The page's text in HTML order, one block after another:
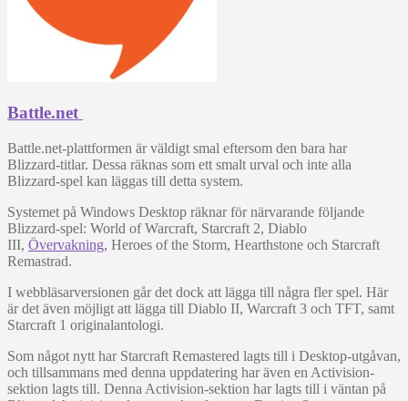
Battle.net
Battle.net-plattformen är väldigt smal eftersom den bara har
Blizzard-titlar. Dessa räknas som ett smalt urval och inte alla
Blizzard-spel kan läggas till detta system.
Systemet på Windows Desktop räknar för närvarande följande
Blizzard-spel: World of Warcraft, Starcraft 2, Diablo
III, Övervakning, Heroes of the Storm, Hearthstone och Starcraft
Remastrad.
I webbläsarversionen går det dock att lägga till några fler spel. Här
är det även möjligt att lägga till Diablo II, Warcraft 3 och TFT, samt
Starcraft 1 originalantologi.
Som något nytt har Starcraft Remastered lagts till i Desktop-utgåvan,
och tillsammans med denna uppdatering har även en Activision-
sektion lagts till. Denna Activision-sektion har lagts till i väntan på